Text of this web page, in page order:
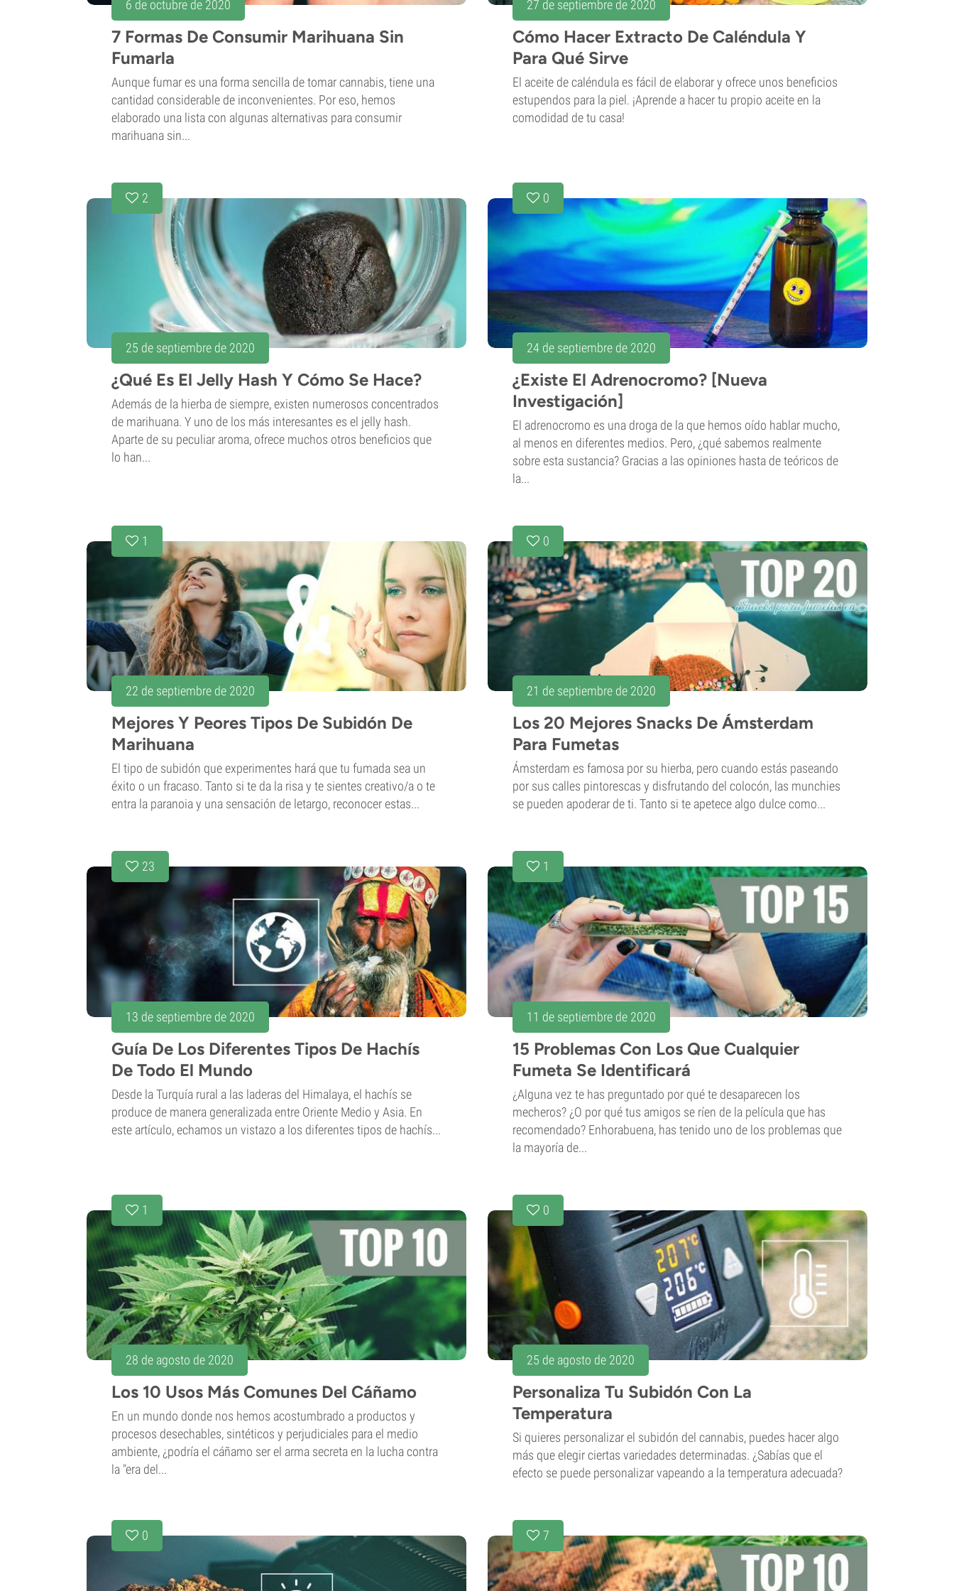
6 de octubre de 2020
7 Formas De Consumir Marihuana Sin
Fumarla
Aunque fumar es una forma sencilla de tomar cannabis, tiene una
cantidad considerable de inconvenientes. Por eso, hemos
elaborado una lista con algunas alternativas para consumir
marihuana sin...
27 de septiembre de 2020
Cómo Hacer Extracto De Caléndula Y
Para Qué Sirve
El aceite de caléndula es fácil de elaborar y ofrece unos beneficios
estupendos para la piel. ¡Aprende a hacer tu propio aceite en la
comodidad de tu casa!
2
25 de septiembre de 2020
¿Qué Es El Jelly Hash Y Cómo Se Hace?
Además de la hierba de siempre, existen numerosos concentrados
de marihuana. Y uno de los más interesantes es el jelly hash.
Aparte de su peculiar aroma, ofrece muchos otros beneficios que
lo han...
0
24 de septiembre de 2020
¿Existe El Adrenocromo? [Nueva
Investigación]
El adrenocromo es una droga de la que hemos oído hablar mucho,
al menos en diferentes medios. Pero, ¿qué sabemos realmente
sobre esta sustancia? Gracias a las opiniones hasta de teóricos de
la...
1
22 de septiembre de 2020
Mejores Y Peores Tipos De Subidón De
Marihuana
El tipo de subidón que experimentes hará que tu fumada sea un
éxito o un fracaso. Tanto si te da la risa y te sientes creativo/a o te
entra la paranoia y una sensación de letargo, reconocer estas...
0
21 de septiembre de 2020
Los 20 Mejores Snacks De Ámsterdam
Para Fumetas
Ámsterdam es famosa por su hierba, pero cuando estás paseando
por sus calles pintorescas y disfrutando del colocón, las munchies
se pueden apoderar de ti. Tanto si te apetece algo dulce como...
23
13 de septiembre de 2020
Guía De Los Diferentes Tipos De Hachís
De Todo El Mundo
Desde la Turquía rural a las laderas del Himalaya, el hachís se
produce de manera generalizada entre Oriente Medio y Asia. En
este artículo, echamos un vistazo a los diferentes tipos de hachís...
1
11 de septiembre de 2020
15 Problemas Con Los Que Cualquier
Fumeta Se Identificará
¿Alguna vez te has preguntado por qué te desaparecen los
mecheros? ¿O por qué tus amigos se ríen de la película que has
recomendado? Enhorabuena, has tenido uno de los problemas que
la mayoría de...
1
28 de agosto de 2020
Los 10 Usos Más Comunes Del Cáñamo
En un mundo donde nos hemos acostumbrado a productos y
procesos desechables, sintéticos y perjudiciales para el medio
ambiente, ¿podría el cáñamo ser el arma secreta en la lucha contra
la "era del...
0
25 de agosto de 2020
Personaliza Tu Subidón Con La
Temperatura
Si quieres personalizar el subidón del cannabis, puedes hacer algo
más que elegir ciertas variedades determinadas. ¿Sabías que el
efecto se puede personalizar vapeando a la temperatura adecuada?
0 7